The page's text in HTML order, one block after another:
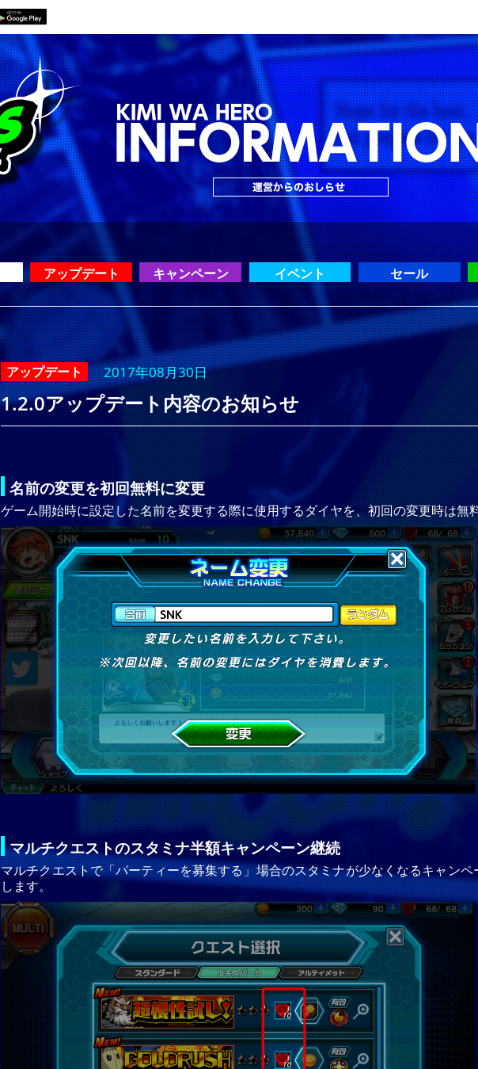
アップデート キャンペーン イベント セール
アップデート 2017年08月30日
1.2.0アップデート内容のお知らせ
名前の変更を初回無料に変更
ゲーム開始時に設定した名前を変更する際に使用するダイヤを、初回の変更時は無
マルチクエストのスタミナ半額キャンペーン継続
マルチクエストで「パーティーを募集する」場合のスタミナが少なくなるキャン
します。